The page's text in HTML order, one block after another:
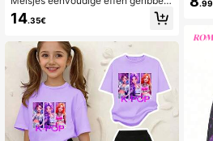
e top met lange mouwen en broeks
et
14.35€
e